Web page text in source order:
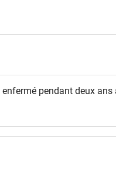
pendant deux